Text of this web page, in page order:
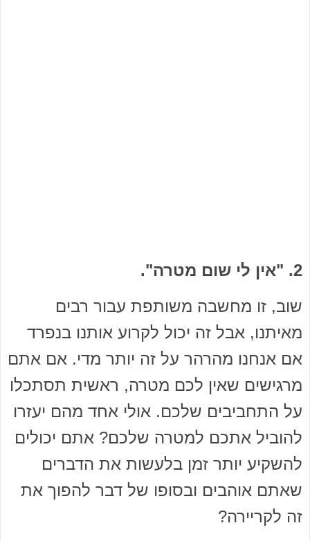
2. "אין לי שום מטרה".
שוב, זו מחשבה משותפת עבור רבים
מאיתנו, אבל זה יכול לקרוע אותנו בנפרד
אם אנחנו מהרהר על זה יותר מדי. אם אתם
מרגישים שאין לכם מטרה, ראשית תסתכלו
על התחביבים שלכם. אולי אחד מהם יעזרו
להוביל אתכם למטרה שלכם? אתם יכולים
להשקיע יותר זמן בלעשות את הדברים
שאתם אוהבים ובסופו של דבר להפוך את
זה לקריירה?